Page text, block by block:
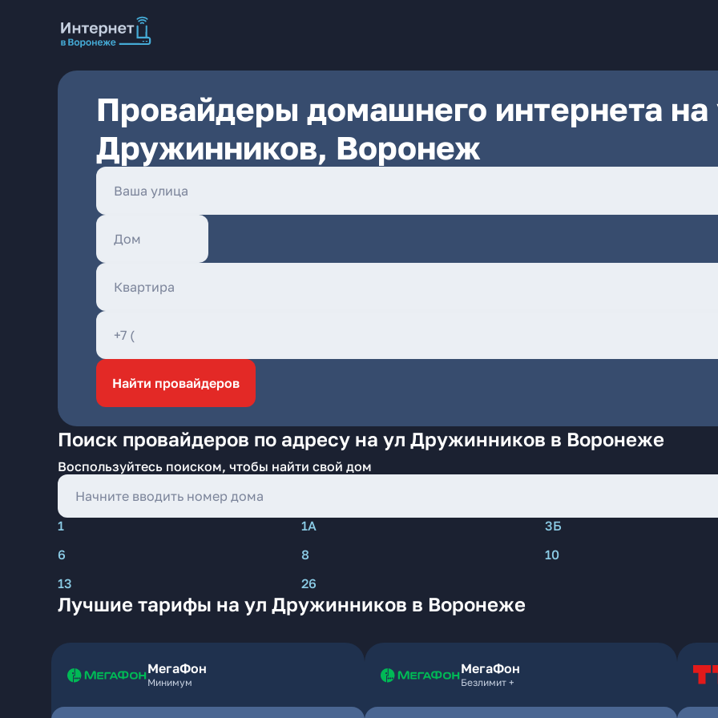
Провайдеры домашнего интернета на
Дружинников, Воронеж
Найти провайдеров
Поиск провайдеров по адресу на ул Дружинников в Воронеже
Воспользуйтесь поиском, чтобы найти свой дом
1 1А 3Б
6
8 10
13
26
Лучшие тарифы на ул Дружинников в Воронеже
МегаФон
Минимум
МегаФон
Безлимит +